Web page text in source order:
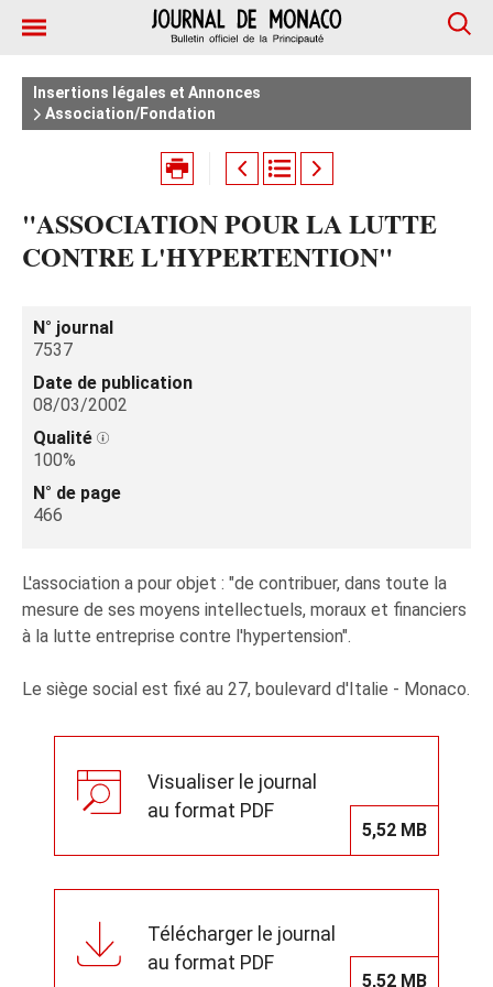
Insertions légales et Annonces
Association/Fondation
"ASSOCIATION POUR LA LUTTE
CONTRE L'HYPERTENTION"
N° journal
7537
Date de publication
08/03/2002
Qualité
100%
N° de page
466
L'association a pour objet : "de contribuer, dans toute la
mesure de ses moyens intellectuels, moraux et financiers
à la lutte entreprise contre l'hypertension".
Le siège social est fixé au 27, boulevard d'Italie - Monaco.
Visualiser le journal
au format PDF
5,52 MB
Télécharger le journal
au format PDF
5,52 MB